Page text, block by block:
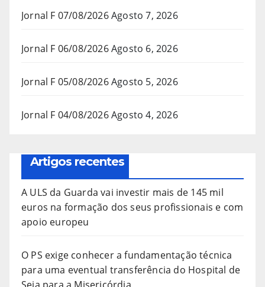
Jornal F 07/08/2026Agosto 7, 2026
Jornal F 06/08/2026Agosto 6, 2026
Jornal F 05/08/2026Agosto 5, 2026
Jornal F 04/08/2026Agosto 4, 2026
Artigos recentes
A ULS da Guarda vai investir mais de 145 mil
euros na formação dos seus profissionais e com
apoio europeu
O PS exige conhecer a fundamentação técnica
para uma eventual transferência do Hospital de